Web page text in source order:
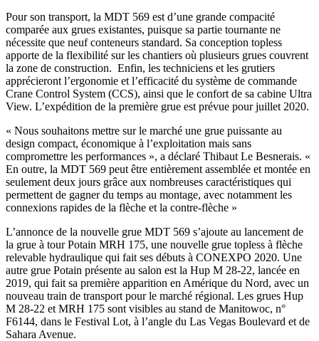
Pour son transport, la MDT 569 est d’une grande compacité
comparée aux grues existantes, puisque sa partie tournante ne
nécessite que neuf conteneurs standard. Sa conception topless
apporte de la flexibilité sur les chantiers où plusieurs grues couvrent
la zone de construction. Enfin, les techniciens et les grutiers
apprécieront l’ergonomie et l’efficacité du système de commande
Crane Control System (CCS), ainsi que le confort de sa cabine Ultra
View. L’expédition de la première grue est prévue pour juillet 2020.
« Nous souhaitons mettre sur le marché une grue puissante au
design compact, économique à l’exploitation mais sans
compromettre les performances », a déclaré Thibaut Le Besnerais. «
En outre, la MDT 569 peut être entièrement assemblée et montée en
seulement deux jours grâce aux nombreuses caractéristiques qui
permettent de gagner du temps au montage, avec notamment les
connexions rapides de la flèche et la contre-flèche »
L’annonce de la nouvelle grue MDT 569 s’ajoute au lancement de
la grue à tour Potain MRH 175, une nouvelle grue topless à flèche
relevable hydraulique qui fait ses débuts à CONEXPO 2020. Une
autre grue Potain présente au salon est la Hup M 28-22, lancée en
2019, qui fait sa première apparition en Amérique du Nord, avec un
nouveau train de transport pour le marché régional. Les grues Hup
M 28-22 et MRH 175 sont visibles au stand de Manitowoc, n°
F6144, dans le Festival Lot, à l’angle du Las Vegas Boulevard et de
Sahara Avenue.